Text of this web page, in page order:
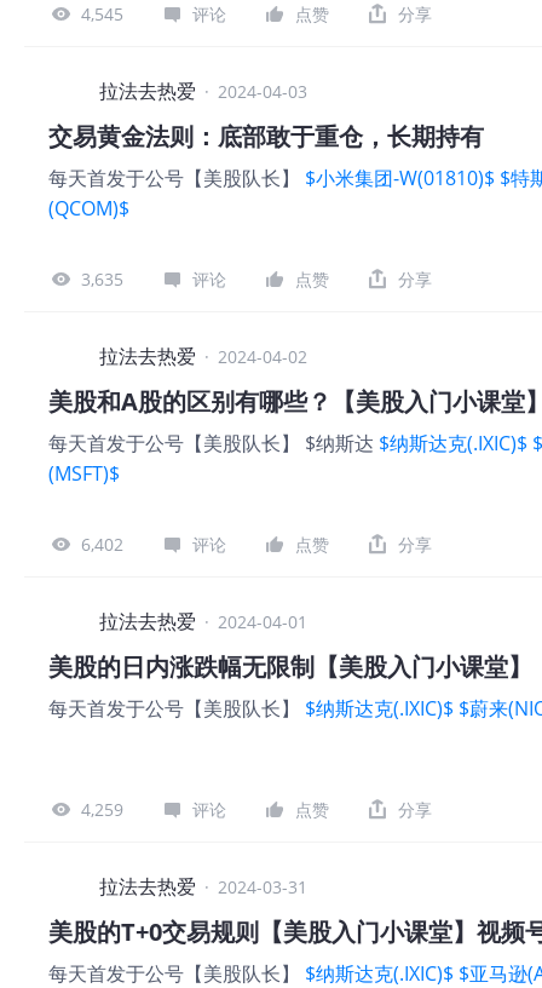
4,545 评论 点赞 分享
拉法去热爱 · 2024-04-03
交易黄金法则：底部敢于重仓，长期持有
每天首发于公号【美股队长】 $小米集团-W(01810)$ $特
(QCOM)$
3,635 评论 点赞 分享
拉法去热爱 · 2024-04-02
美股和A股的区别有哪些？【美股入门小课堂
每天首发于公号【美股队长】 $纳斯达 $纳斯达克(.IXIC)$
(MSFT)$
6,402 评论 点赞 分享
拉法去热爱 · 2024-04-01
美股的日内涨跌幅无限制【美股入门小课堂】
每天首发于公号【美股队长】 $纳斯达克(.IXIC)$ $蔚来
4,259 评论 点赞 分享
拉法去热爱 · 2024-03-31
美股的T+0交易规则【美股入门小课堂】视频
每天首发于公号【美股队长】 $纳斯达克(.IXIC)$ $亚马逊